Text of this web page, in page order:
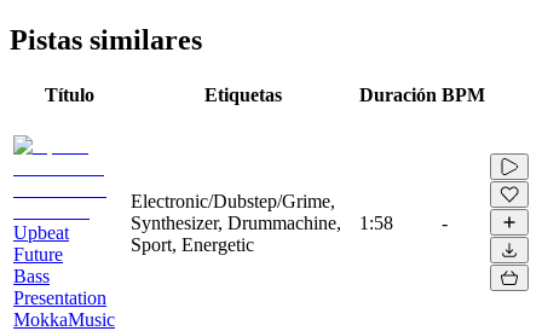
Pistas similares
Título Etiquetas Duración BPM
Upbeat
Future
Bass
Presentation
MokkaMusic
Electronic/Dubstep/Grime,
Synthesizer, Drummachine,
Sport, Energetic
1:58 -